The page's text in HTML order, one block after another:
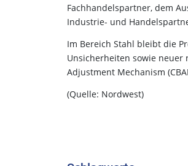
Fachhandelspartner, dem
Industrie- und
Im Bereich Stahl bleibt die
Unsicherheiten sowie
Adjustment Mechanism
(Quelle: Nordwest)